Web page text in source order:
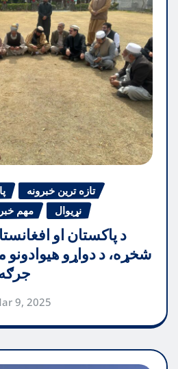
تازه ترین خبرونه
مهم نړیوال
د پاکستان او
شخړه، د دواړو هیوادونو
9, 2025